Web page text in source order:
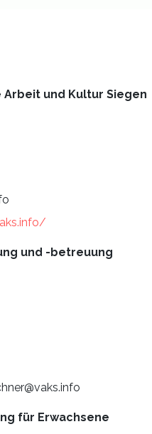
und Kultur Siegen
und -betreuung
für Erwachsene